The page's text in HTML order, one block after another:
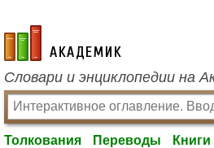
academic.ru
Словари и энциклопедии на
Толкования Переводы Книги